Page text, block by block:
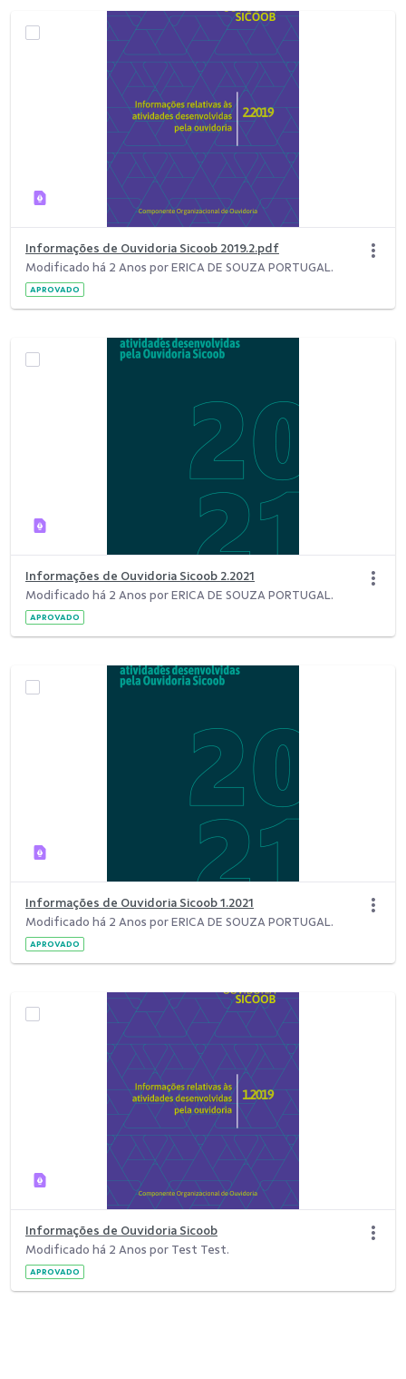
Informações de Ouvidoria Sicoob 2019.2.pdf
Modificado há 2 Anos por ERICA DE SOUZA PORTUGAL.
APROVADO
Informações de Ouvidoria Sicoob 2.2021
Modificado há 2 Anos por ERICA DE SOUZA PORTUGAL.
APROVADO
Informações de Ouvidoria Sicoob 1.2021
Modificado há 2 Anos por ERICA DE SOUZA PORTUGAL.
APROVADO
Informações de Ouvidoria Sicoob
Modificado há 2 Anos por Test Test.
APROVADO